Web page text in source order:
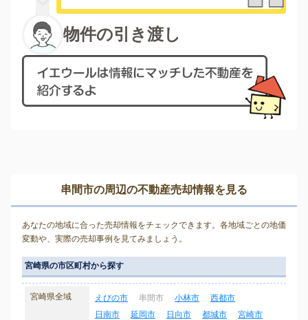
物件の引き渡し
串間市の周辺の不動産売却情報を見る
あなたの地域に合った売却情報をチェックできます。各地域ごとの地価
変動や、実際の売却事例を見てみましょう。
宮崎県の市区町村から探す
宮崎県全域 えびの市 串間市 小林市
西都市
日南市
延岡市 日向市 都城市
宮崎市